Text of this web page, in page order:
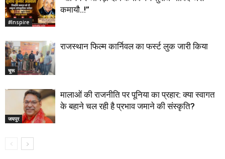
#Inspire
कमायौ..!”
चूरू
राजस्थान फिल्म कार्निवल का फर्स्ट लुक जारी किया
जयपुर
मालाओं की राजनीति पर पूनिया का प्रहार: क्या स्वागत
के बहाने चल रही है प्रभाव जमाने की संस्कृति?